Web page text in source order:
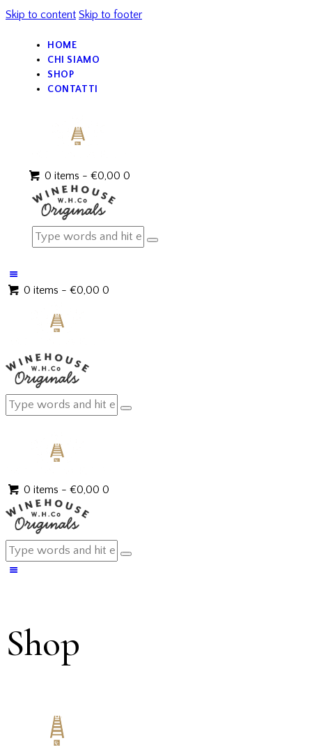
Skip to content Skip to footer
HOME
CHI SIAMO
SHOP
CONTATTI
0 items - €0,00 0
0 items - €0,00 0
0 items - €0,00 0
Shop